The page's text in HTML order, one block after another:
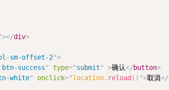
></div>
sm-offset-2">
success" type="submit" >确认</button>
white" onclick="location. reload ( ) ">取消</